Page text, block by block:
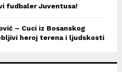
fudbaler Juventusa!
– Cuci iz Bosanskog
heroj terena i ljudskosti